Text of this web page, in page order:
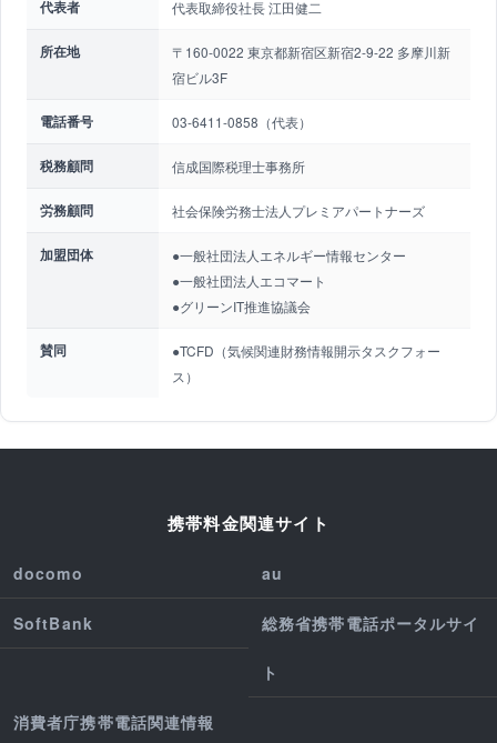
代表者 代表取締役社長 江田健二
所在地
〒160-0022 東京都新宿区新宿2-9-22 多摩川新
宿ビル3F
電話番号 03-6411-0858（代表）
税務顧問 信成国際税理士事務所
労務顧問 社会保険労務士法人プレミアパートナーズ
加盟団体
●一般社団法人エネルギー情報センター
●一般社団法人エコマート
●グリーンIT推進協議会
賛同
●TCFD（気候関連財務情報開示タスクフォー
ス）
携帯料金関連サイト
docomo au
SoftBank 総務省携帯電話ポータルサイ
ト
消費者庁携帯電話関連情報